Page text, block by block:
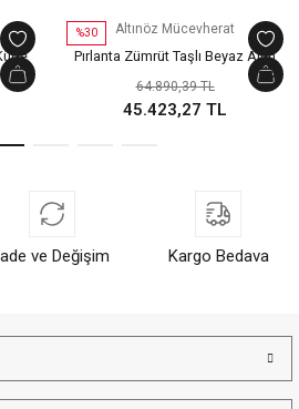
%30 Altınöz Mücevherat
Pırlanta Zümrüt Taşlı Beyaz Altın
Küpe
64.890,39 TL
45.423,27 TL
ve Değişim Kargo Bedava